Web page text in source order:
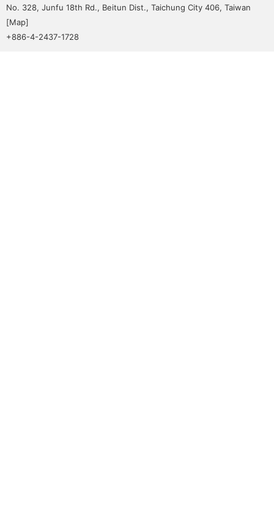
No. 328, Junfu 18th Rd., Beitun Dist., Taichung City 406, Taiwan
[Map]
+886-4-2437-1728